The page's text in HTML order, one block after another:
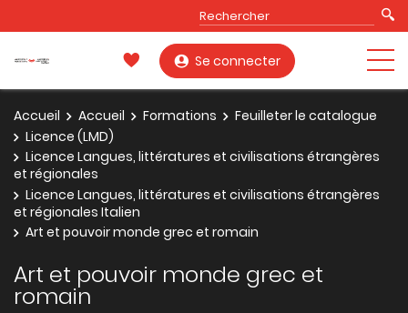
Se connecter
Accueil Accueil Formations
Feuilleter le catalogue
Licence (LMD)
Licence Langues, littératures et civilisations étrangères
et régionales
Licence Langues, littératures et civilisations étrangères
et régionales Italien
Art et pouvoir monde grec et romain
Art et pouvoir monde grec et
romain